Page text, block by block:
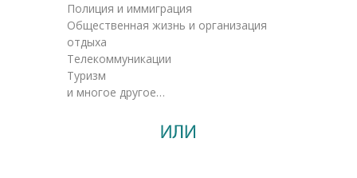
Полиция и иммиграция
Общественная жизнь и организация
отдыха
Телекоммуникации
Туризм
и многое другое…